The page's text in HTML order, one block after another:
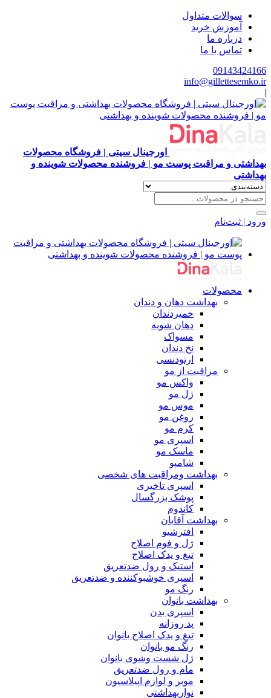
سوالات متداول
آموزش خرید
درباره ما
تماس با ما
اورجینال سیتی | فروشگاه محصولات
و مراقبت پوست مو | فروشنده محصولات شوینده و
محصولات
بهداشت دهان و دندان
خمیردندان
دهان شویه
مسواک
نخ دندان
ارتودنسی
مراقبت از مو
واکس مو
ژل مو
موس مو
روغن مو
کرم مو
اسپری مو
ماسک مو
شامپو
بهداشت ومراقبت های شخصی
اسپری تاخیری
پوشک بزرگسال
کاندوم
بهداشت آقایان
افترشیو
ژل و فوم اصلاح
تیغ و یدک اصلاح
استیک و رول ضدتعریق
اسپری خوشبوکننده و ضدتعریق
رنگ مو
بهداشت بانوان
اسپری بدن
پد روزانه
تیغ و یدک اصلاح بانوان
رنگ مو بانوان
ژل شست وشوی بانوان
مام و رول ضدتعریق
موبر و لوازم اپیلاسیون
نواربهداشتی